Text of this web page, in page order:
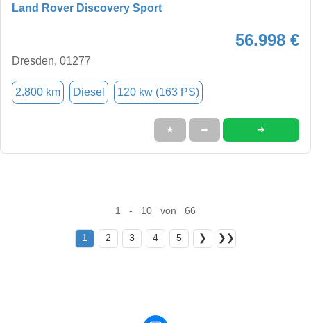
Land Rover Discovery Sport
56.998 €
Dresden, 01277
2.800 km Diesel 120 kw (163 PS)
★ ➦ ➜
1 - 10 von 66
1 2 3 4 5 ❯ ❯❯